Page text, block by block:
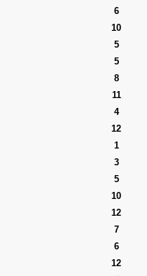
6
10
5
5
8
11
4
12
1
3
5
10
12
7
6
12